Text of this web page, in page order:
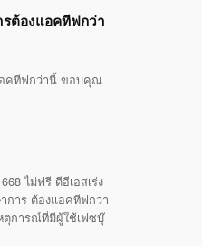
ต้องแอคทีฟกว่า
คทีฟกว่านี้ ขอบคุณ
ไม่ฟรี ดีอีเอสเร่ง
าร ต้องแอคทีฟกว่า
ตุการณ์ที่มีผู้ใช้เฟซบุ๊